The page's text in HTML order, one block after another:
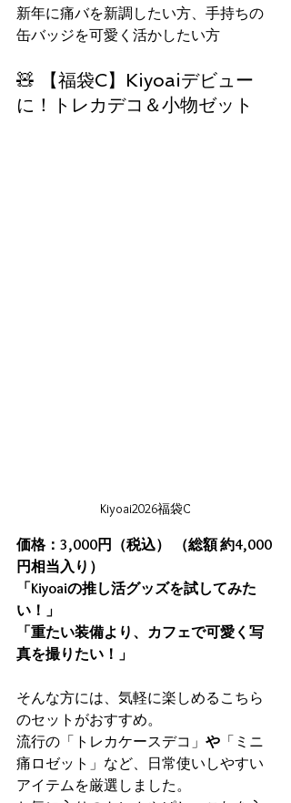
新年に痛バを新調したい方、手持ちの
缶バッジを可愛く活かしたい方
🧸 【福袋C】Kiyoaiデビュー
に！トレカデコ＆小物ゼット
Kiyoai2026福袋C
価格：3,000円（税込）
（総額 約4,000
円相当入り）
「Kiyoaiの推し活グッズを試してみた
い！」
「重たい装備より、カフェで可愛く写
真を撮りたい！」
そんな方には、気軽に楽しめるこちら
のセットがおすすめ。
流行の「トレカケースデコ」 や 「ミニ
痛ロゼット」など、日常使いしやすい
アイテムを厳選しました。